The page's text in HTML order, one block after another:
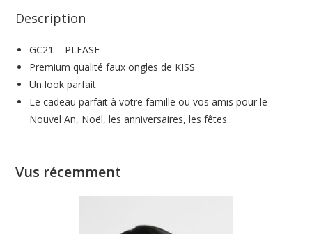
Description
GC21 – PLEASE
Premium qualité faux ongles de KISS
Un look parfait
Le cadeau parfait à votre famille ou vos amis pour le
Nouvel An, Noël, les anniversaires, les fêtes.
Vus récemment